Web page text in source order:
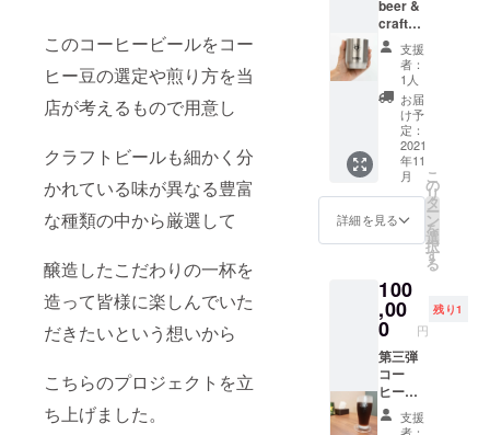
このコーヒービールをコー
ヒー豆の選定や煎り方を当
店が考えるもので用意し
クラフトビールも細かく分
かれている味が異なる豊富
な種類の中から厳選して
醸造したこだわりの一杯を
造って皆様に楽しんでいた
だきたいという想いから
こちらのプロジェクトを立
ち上げました。
ジナル
レザー
コース
ター2
枚 オ
リジナ
ルレ
ギュ
ラー
コー
ヒー1
パッ
ク オ
コー
ヒー1
パッ
ク オ
リジナ
ル煌き
ビアグ
ラス2
点 オ
beer &
craftbe
er BAR
CARLO
VAオリ
ジナル
コー
ヒー
ビール
飲み比
べセッ
ト（巧
～
takumi
～8本
kira～8
本）
CARLO
VAオリ
ジナル
レザー
コース
ター2
枚 オ
支援
者：
1人
お届
け予
定：
2021
年11
月
詳細を見る
こ
の
リ
タ
ー
ン
を
選
択
す
る
100
,00
0 円
残り1
第三弾
コー
ヒー
ビール
命名支援
者：